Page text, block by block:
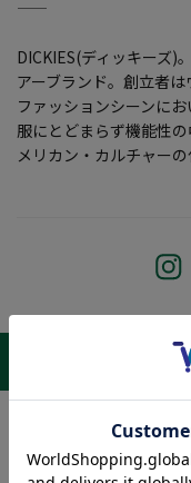
―――――――――――――――――――――――
DICKIES(ディッキーズ)
アーブランド。創立者は
ファッションシーンに
服にとどまらず機能性
メリカン・カルチャーの